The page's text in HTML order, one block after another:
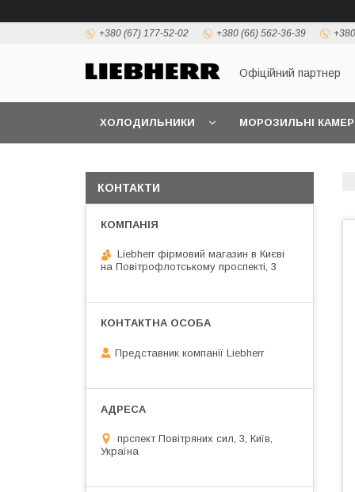
+380 (67) 177-52-02 +380 (66) 562-36-39
Офіційний партнер
ХОЛОДИЛЬНИКИ МОРОЗИЛЬНІ
КОНТАКТИ
Liebherr фірмовий магазин в Києві
на Повітрофлотському проспекті, 3
Представник компанії Liebherr
прспект Повітряних сил, 3, Київ,
Україна